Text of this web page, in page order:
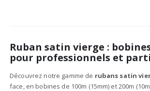
Ruban satin vierge :
pour professionnels et
Découvrez notre gamme de rubans satin
face, en bobines de 100m (15mm) et 200m